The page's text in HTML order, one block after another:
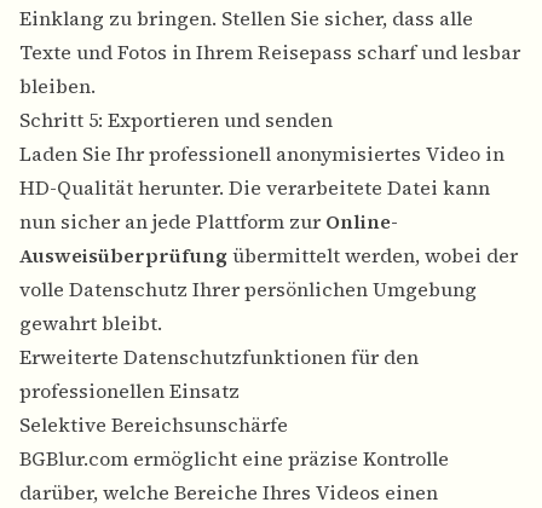
Einklang zu bringen. Stellen Sie sicher, dass alle
Texte und Fotos in Ihrem Reisepass scharf und lesbar
bleiben.
Schritt 5: Exportieren und senden
Laden Sie Ihr professionell anonymisiertes Video in
HD-Qualität herunter. Die verarbeitete Datei kann
nun sicher an jede Plattform zur Online-
Ausweisüberprüfungübermittelt werden, wobei der
volle Datenschutz Ihrer persönlichen Umgebung
gewahrt bleibt.
Erweiterte Datenschutzfunktionen für den
professionellen Einsatz
Selektive Bereichsunschärfe
BGBlur.com ermöglicht eine präzise Kontrolle
darüber, welche Bereiche Ihres Videos einen